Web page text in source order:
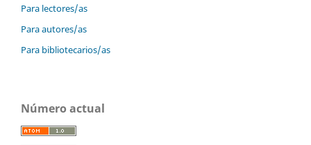
Para lectores/as
Para autores/as
Para bibliotecarios/as
Número actual